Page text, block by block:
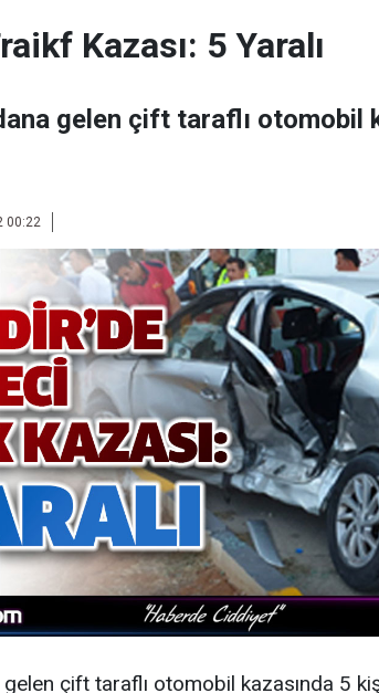
Kazası: 5 Yaralı
gelen çift taraflı otomobil
00:22
çift taraflı otomobil kazasında 5